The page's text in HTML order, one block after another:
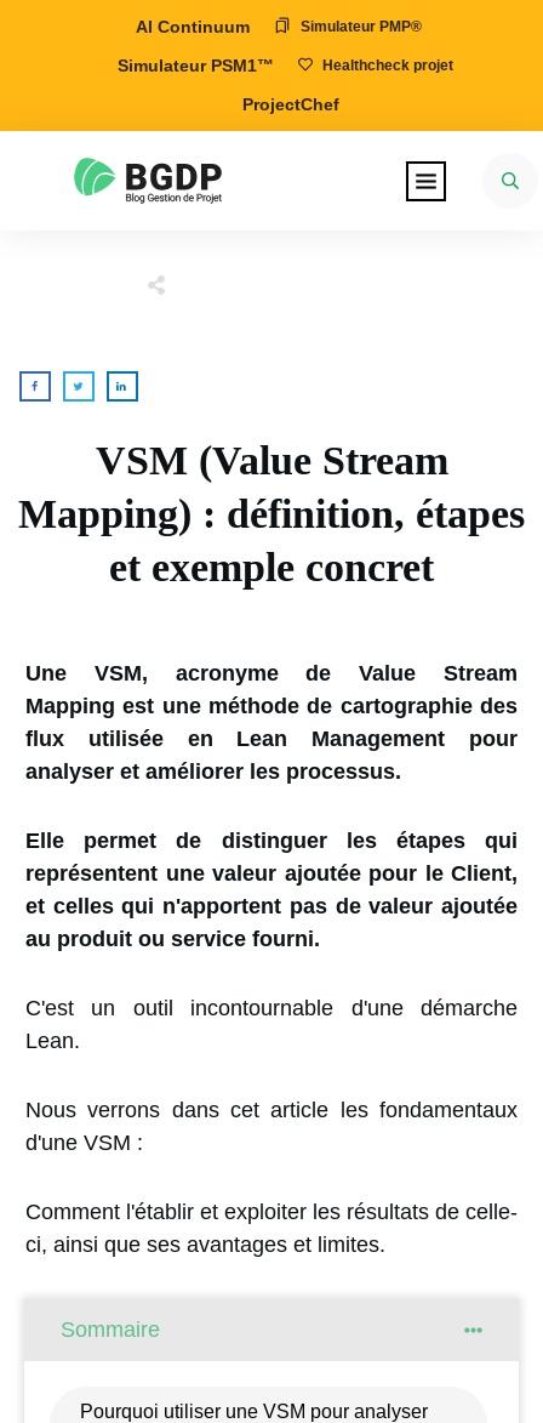
AI Continuum Simulateur PMP®
Simulateur PSM1™ Healthcheck projet
ProjectChef
VSM (Value Stream
Mapping) : définition, étapes
et exemple concret
Une VSM, acronyme de Value Stream
Mappingest une méthode de cartographie des
flux utilisée en Lean Management pour
analyser et améliorer les processus.
Elle permet de distinguer les étapes qui
représentent une valeur ajoutée pour le Client,
et celles qui n'apportent pas de valeur ajoutée
au produit ou service fourni.
C'est un outil incontournable d'une démarche
Lean.
Nous verrons dans cet article les fondamentaux
d'une VSM :
Comment l'établir et exploiter les résultats de celle-
ci, ainsi que ses avantages et limites.
Sommaire
Pourquoi utiliser une VSM pour analyser